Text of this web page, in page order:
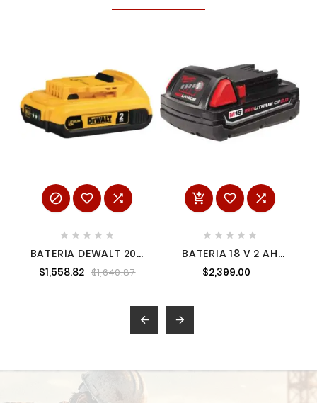
  
    
BATERÍA DEWALT 20V
MAX 2.0 AH IONES DE
LITIO DCB203
$1,558.82 $1,640.87
  
    
BATERIA 18 V 2 AH
COMPACTA M18
MILWAUKEE 48-11-
$2,399.00
 